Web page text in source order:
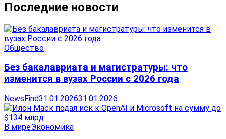
Последние новости
Общество
Без бакалавриата и магистратуры: что
изменится в вузах России с 2026 года
NewsFind31.01.202631.01.2026
В миреЭкономика